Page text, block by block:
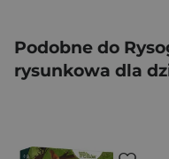
Podobne do
rysunkowa dla